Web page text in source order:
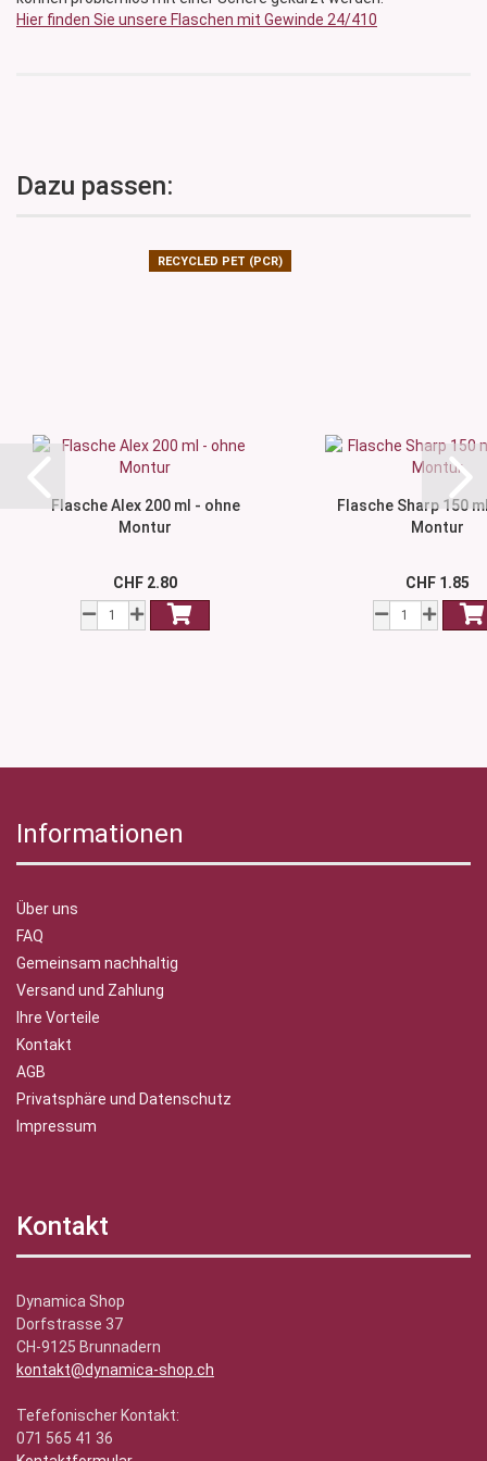
Hier finden Sie unsere Flaschen mit Gewinde 24/410
Dazu passen:
RECYCLED PET (PCR)
Flasche Alex 200 ml - ohne
Montur
CHF 2.80
Flasche Sharp 150
Montur
CHF 1.85
Informationen
Über uns
FAQ
Gemeinsam nachhaltig
Versand und Zahlung
Ihre Vorteile
Kontakt
AGB
Privatsphäre und Datenschutz
Impressum
Kontakt
Dynamica Shop
Dorfstrasse 37
CH-9125 Brunnadern
kontakt@dynamica-shop.ch
Tefefonischer Kontakt:
071 565 41 36